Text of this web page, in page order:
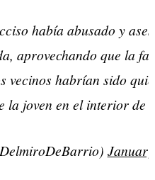
había abusado y
aprovechando que la
vecinos habrían sido
la joven en el interior de